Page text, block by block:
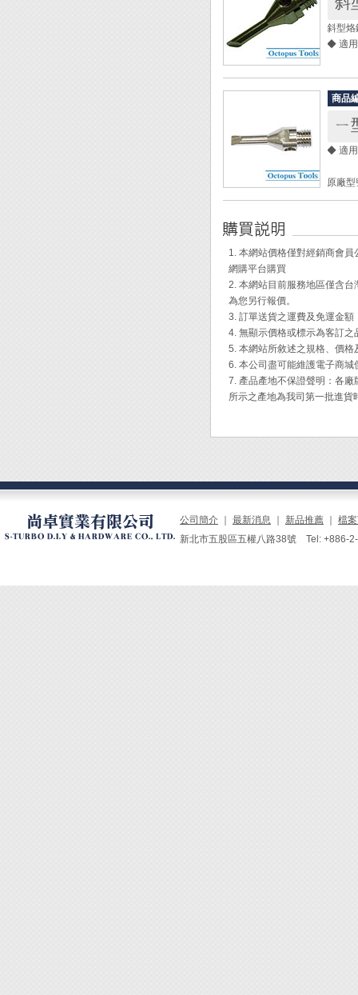
斜型
◆ 適用
原廠型
商品
ㄧ
◆ 適用
原廠
1. 本網站價格僅對經銷商會
網購平台購買
2. 本網站目前服務地區僅含
為您另行報價。
3. 訂單送貨之運費及免運金
4. 無顯示價格或標示為客訂
5. 本網站所敘述之規格、價
6. 本公司盡可能維護電子商
7. 產品產地不保證聲明：各
所示之產地為我司第一批進
公司簡介 最新消息 新品推薦
檔
新北市五股區五權八路38號 Tel: